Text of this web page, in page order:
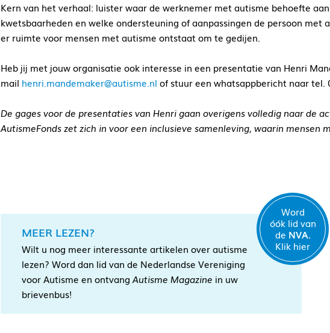
Kern van het verhaal: luister waar de werknemer met autisme behoefte
kwetsbaarheden en welke ondersteuning of aanpassingen de persoon met
er ruimte voor mensen met autisme ontstaat om te gedijen.
Heb jij met jouw organisatie ook interesse in een presentatie van Henri
mail henri.mandemaker@autisme.nl of stuur een whatsappbericht naar tel.
De gages voor de presentaties van Henri gaan overigens volledig naar de
AutismeFonds zet zich in voor een inclusieve samenleving, waarin mensen
MEER LEZEN?
Wilt u nog meer interessante artikelen over autisme
lezen? Word dan lid van de Nederlandse Vereniging
voor Autisme en ontvang Autisme Magazine in uw
brievenbus!
Word
óók lid van
de NVA.
Klik hier